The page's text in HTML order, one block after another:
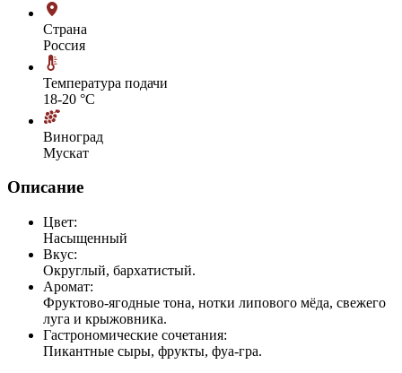
Страна
Россия
Температура подачи
18-20 °С
Виноград
Мускат
Описание
Цвет:
Насыщенный
Вкус:
Округлый, бархатистый.
Аромат:
Фруктово-ягодные тона, нотки липового мёда, свежего
луга и крыжовника.
Гастрономические сочетания:
Пикантные сыры, фрукты, фуа-гра.